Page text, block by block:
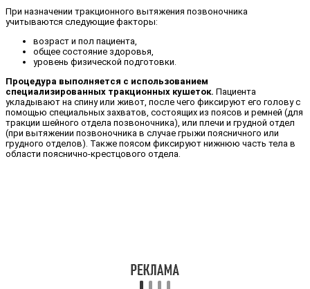
При назначении тракционного вытяжения позвоночника
учитываются следующие факторы:
возраст и пол пациента,
общее состояние здоровья,
уровень физической подготовки.
Процедура выполняется с использованием
специализированных тракционных кушеток. Пациента
укладывают на спину или живот, после чего фиксируют его голову с
помощью специальных захватов, состоящих из поясов и ремней (для
тракции шейного отдела позвоночника), или плечи и грудной отдел
(при вытяжении позвоночника в случае грыжи поясничного или
грудного отделов). Также поясом фиксируют нижнюю часть тела в
области пояснично-крестцового отдела.